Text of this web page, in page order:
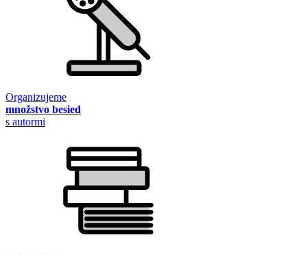
Organizujeme
množstvo besied
s autormi